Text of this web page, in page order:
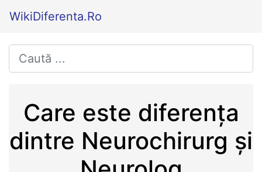
WikiDiferenta.Ro
Care este diferența
dintre Neurochirurg și